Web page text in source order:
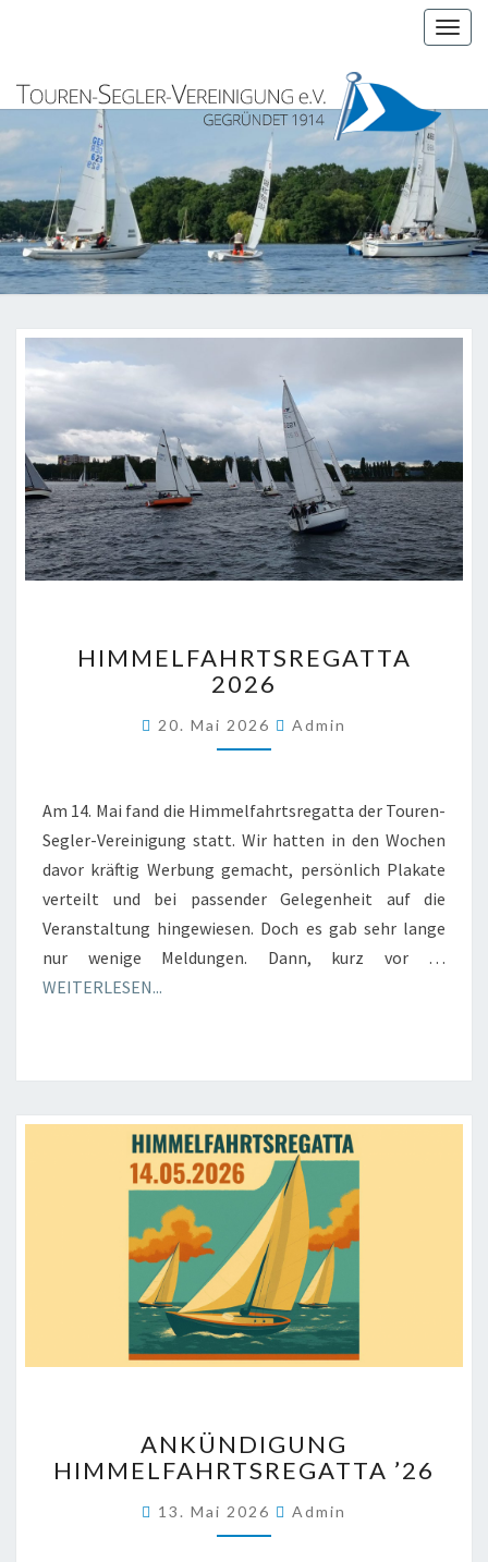
TSV-
BERLIN
Touren-
Segler-
Vereinigung
E.V.
2026
HIMMELFAHRTSREGATTA
2026
20. Mai 2026 Admin
Am 14. Mai fand die Himmelfahrtsregatta der Touren-
Segler-Vereinigung statt. Wir hatten in den Wochen
davor kräftig Werbung gemacht, persönlich Plakate
verteilt und bei passender Gelegenheit auf die
Veranstaltung hingewiesen. Doch es gab sehr lange
nur wenige Meldungen. Dann, kurz vor …
WEITERLESEN...
HIMMELFAHRTSREGATTA
’26
ANKÜNDIGUNG
HIMMELFAHRTSREGATTA ’26
13. Mai 2026 Admin